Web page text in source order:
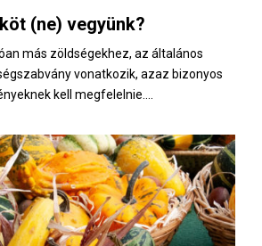
(ne) vegyünk?
más zöldségekhez, az általános
vonatkozik, azaz bizonyos
kell megfelelnie....